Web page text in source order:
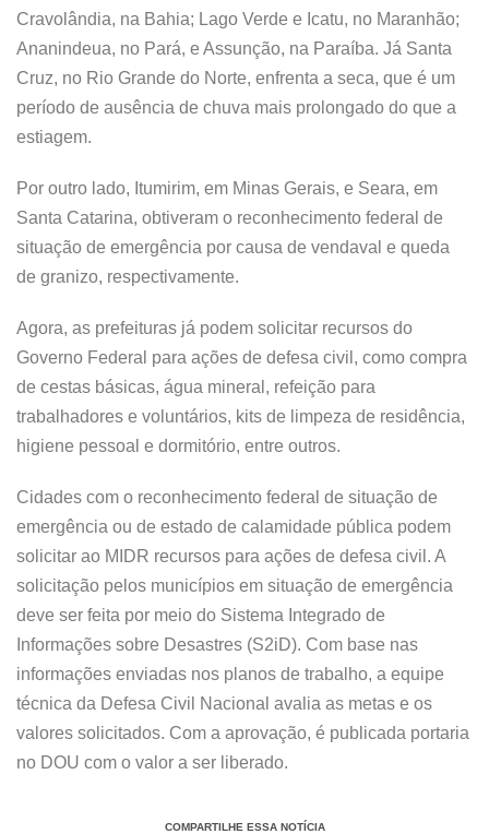
Cravolândia, na Bahia; Lago Verde e Icatu, no Maranhão;
Ananindeua, no Pará, e Assunção, na Paraíba. Já Santa
Cruz, no Rio Grande do Norte, enfrenta a seca, que é um
período de ausência de chuva mais prolongado do que a
estiagem.
Por outro lado, Itumirim, em Minas Gerais, e Seara, em
Santa Catarina, obtiveram o reconhecimento federal de
situação de emergência por causa de vendaval e queda
de granizo, respectivamente.
Agora, as prefeituras já podem solicitar recursos do
Governo Federal para ações de defesa civil, como compra
de cestas básicas, água mineral, refeição para
trabalhadores e voluntários, kits de limpeza de residência,
higiene pessoal e dormitório, entre outros.
Cidades com o reconhecimento federal de situação de
emergência ou de estado de calamidade pública podem
solicitar ao MIDR recursos para ações de defesa civil. A
solicitação pelos municípios em situação de emergência
deve ser feita por meio do Sistema Integrado de
Informações sobre Desastres (S2iD). Com base nas
informações enviadas nos planos de trabalho, a equipe
técnica da Defesa Civil Nacional avalia as metas e os
valores solicitados. Com a aprovação, é publicada portaria
no DOU com o valor a ser liberado.
COMPARTILHE ESSA NOTÍCIA